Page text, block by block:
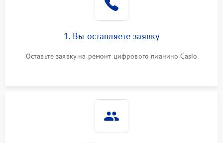
1. Вы оставляете заявку
Оставьте заявку на ремонт цифрового пианино Casio